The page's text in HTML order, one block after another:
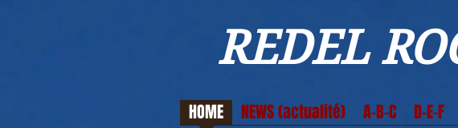
REDEL
HOME NEWS (actualité) A-B-C D-E-F